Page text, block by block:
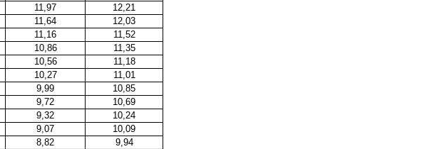
11,97
12,21
11,64 12,03
11,16
11,52
10,86
11,35
10,56
11,18
10,27
11,01
9,99
10,85
9,72 10,69
9,32
10,24
9,07
10,09
8,82
9,94